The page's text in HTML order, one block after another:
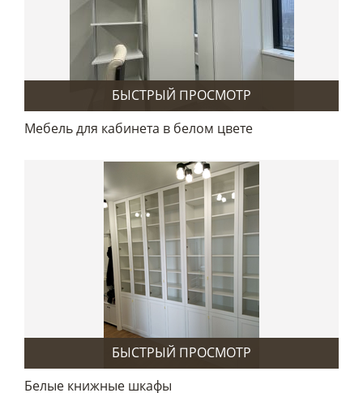
БЫСТРЫЙ ПРОСМОТР
Мебель для кабинета в белом цвете
БЫСТРЫЙ ПРОСМОТР
Белые книжные шкафы